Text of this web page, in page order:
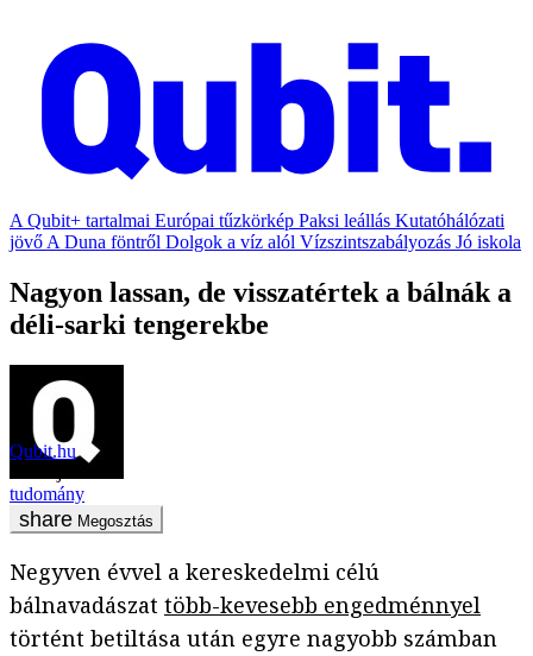
A Qubit+ tartalmai Európai tűzkörkép Paksi leállás Kutatóhálózati
jövő A Duna föntről Dolgok a víz alól Vízszintszabályozás Jó iskola
Nagyon lassan, de visszatértek a bálnák a
déli-sarki tengerekbe
Qubit.hu
tudomány
Megosztás
Negyven évvel a kereskedelmi célú
bálnavadászat több-kevesebb engedménnyel
történt betiltása után egyre nagyobb számban